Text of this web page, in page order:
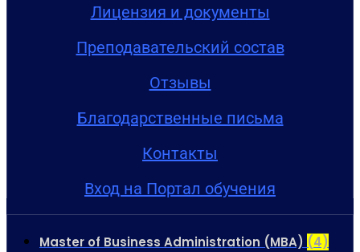
Лицензия и документы
Преподавательский состав
Отзывы
Благодарственные письма
Контакты
Вход на Портал обучения
Master of Business Administration (MBA) (4)